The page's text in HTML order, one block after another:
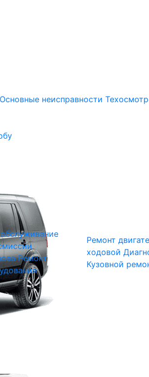
Основные неисправности Техосмотр
Ремонт
Ремонт
ходовой
Кузовной